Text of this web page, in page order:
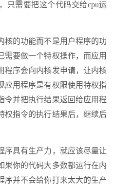
只需要把这个代码交给cpu运
核的功能而不是用户程序的功
需要做一个特权操作，而应用
程序会向内核发申请，让内核
应用程序是有权限使用特权指
令并把执行结果返回给应用程
权指令的执行结果后，继续后
序具有生产力，就应该尽量让
果你的代码大多数都运行在内
序并不会给你打来太大的生产